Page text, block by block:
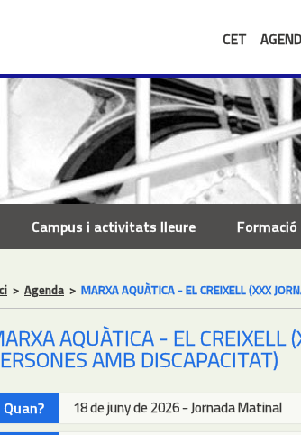
CET
Campus i activitats lleure Formació
> Agenda > MARXA AQUÀTICA - EL CREIXELL (XXX
AQUÀTICA - EL CREIXELL
AMB DISCAPACITAT)
Quan? 18 de juny de 2026 - Jornada Matinal